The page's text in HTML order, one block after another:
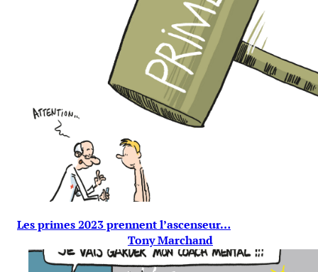
Les primes 2023 prennent l’ascenseur…
Tony Marchand